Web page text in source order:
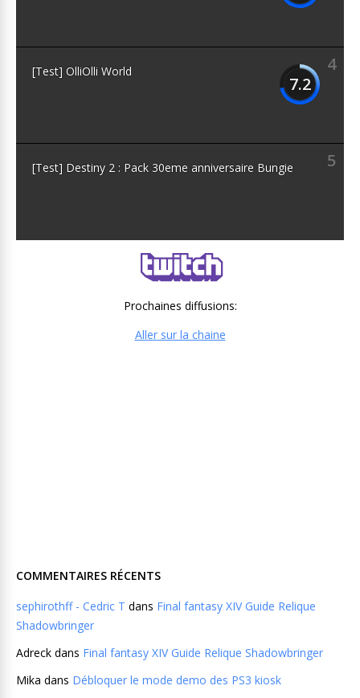
4
7.2
[Test] OlliOlli World
5
[Test] Destiny 2 : Pack 30eme anniversaire Bungie
Prochaines diffusions:
Aller sur la chaine
COMMENTAIRES RÉCENTS
sephirothff - Cedric T dans Final fantasy XIV Guide Relique
Shadowbringer
Adreck dans Final fantasy XIV Guide Relique Shadowbringer
Mika dans Débloquer le mode demo des PS3 kiosk